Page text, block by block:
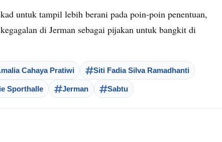
untuk tampil lebih berani pada poin-poin penentuan,
di Jerman sebagai pijakan untuk bangkit di
Cahaya Pratiwi Siti Fadia Silva Ramadhanti
Sporthalle Jerman Sabtu